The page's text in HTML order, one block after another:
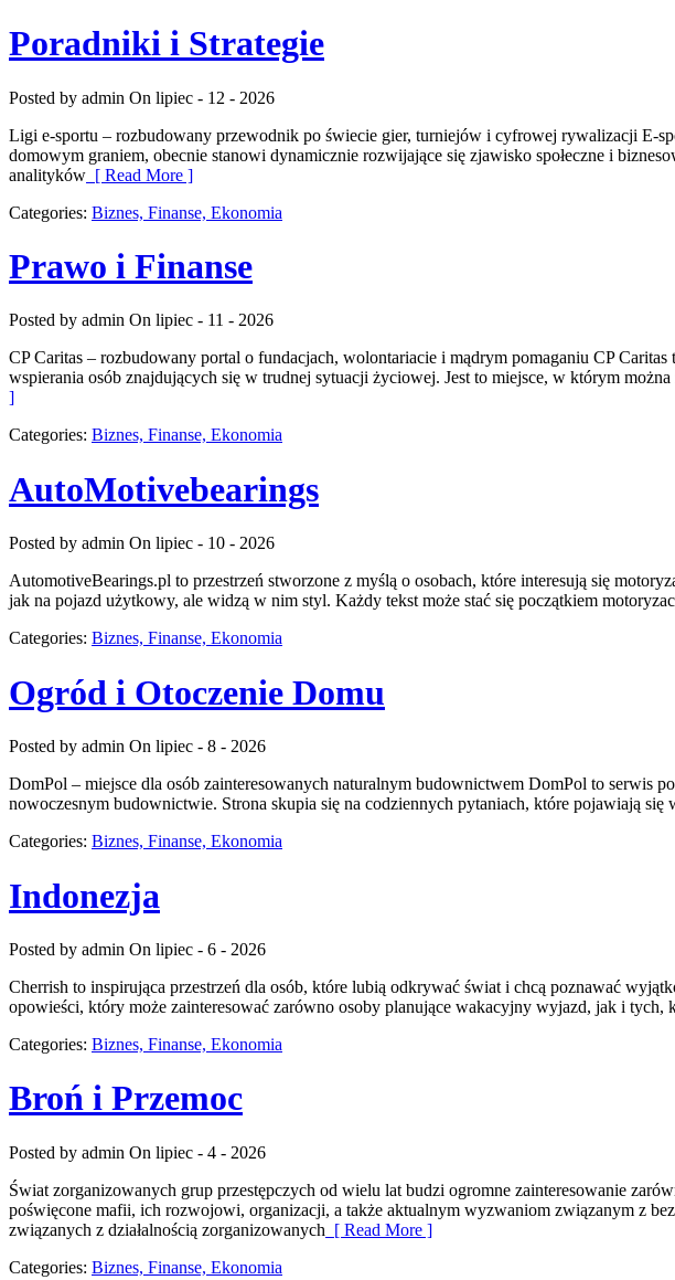
Poradniki i Strategie
Posted by admin On lipiec - 12 - 2026
Ligi e-sportu – rozbudowany przewodnik po świecie gier, turniejów i cyfrowej rywalizacji E-
domowym graniem, obecnie stanowi dynamicznie rozwijające się zjawisko społeczne i
analityków [ Read More ]
Categories: Biznes, Finanse, Ekonomia
Prawo i Finanse
Posted by admin On lipiec - 11 - 2026
CP Caritas – rozbudowany portal o fundacjach, wolontariacie i mądrym pomaganiu CP
wspierania osób znajdujących się w trudnej sytuacji życiowej. Jest to miejsce, w którym
]
Categories: Biznes, Finanse, Ekonomia
AutoMotivebearings
Posted by admin On lipiec - 10 - 2026
AutomotiveBearings.pl to przestrzeń stworzone z myślą o osobach, które interesują się
jak na pojazd użytkowy, ale widzą w nim styl. Każdy tekst może stać się początkiem
Categories: Biznes, Finanse, Ekonomia
Ogród i Otoczenie Domu
Posted by admin On lipiec - 8 - 2026
DomPol – miejsce dla osób zainteresowanych naturalnym budownictwem DomPol to serwis
nowoczesnym budownictwie. Strona skupia się na codziennych pytaniach, które pojawiają
Categories: Biznes, Finanse, Ekonomia
Indonezja
Posted by admin On lipiec - 6 - 2026
Cherrish to inspirująca przestrzeń dla osób, które lubią odkrywać świat i chcą poznawać
opowieści, który może zainteresować zarówno osoby planujące wakacyjny wyjazd, jak i
Categories: Biznes, Finanse, Ekonomia
Broń i Przemoc
Posted by admin On lipiec - 4 - 2026
Świat zorganizowanych grup przestępczych od wielu lat budzi ogromne zainteresowanie
poświęcone mafii, ich rozwojowi, organizacji, a także aktualnym wyzwaniom związanym z
związanych z działalnością zorganizowanych [ Read More ]
Categories: Biznes, Finanse, Ekonomia